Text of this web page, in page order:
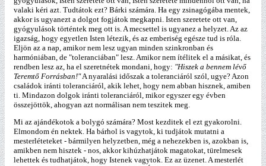
valaki kéri azt. Tudtátok ezt? Bárki számára. Ha egy zsinagógába mentek,
akkor is ugyanezt a dolgot fogjátok megkapni. Isten szeretete ott van,
gyógyulások történtek meg ott is. A mecsettel is ugyanez a helyzet. Az az
igazság, hogy egyetlen Isten létezik, és az emberiség egésze tud is róla.
Eljön az a nap, amikor nem lesz ugyan minden szinkronban és
harmóniában, de "toleranciában" lesz. Amikor nem ítélitek el a másikat, és
rendben lesz az, ha el szeretnétek mondani, hogy: "Hiszek a bennem lévő
Teremtő Forrásban!"A nyaralási időszak a toleranciáról szól, ugye? Azon
családok iránti toleranciáról, akik lehet, hogy nem abban hisznek, amiben
ti. Mindazon dolgok iránti toleranciáról, mikor egyszer egy évben
összejöttök, ahogyan azt normálisan nem teszitek meg.
Mi az ajándékotok a bolygó számára? Most kezditek el ezt gyakorolni.
Elmondom én nektek. Ha bárhol is vagytok, ki tudjátok mutatni a
mesterléteteket - bármilyen helyzetben, még a nehezekben is, azokban is,
amikben nem hisztek - nos, akkor kihúzhatjátok magatokat, türelmesek
lehettek és tudhatjátok, hogy Istenek vagytok. Ez az üzenet. A mesterlét